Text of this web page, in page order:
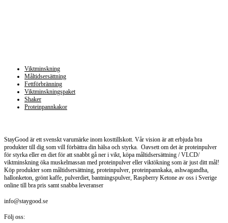
Viktminskning
Måltidsersättning
Fettförbränning
Viktminskningspaket
Shaker
Proteinpannkakor
StayGood är ett svenskt varumärke inom kosttillskott. Vår vision är att erbjuda bra
produkter till dig som vill förbättra din hälsa och styrka. Oavsett om det är proteinpulver
för styrka eller en diet för att snabbt gå ner i vikt, köpa måltidsersättning / VLCD/
viktminskning öka muskelmassan med proteinpulver eller viktökning som är just ditt mål!
Köp produkter som måltidsersättning, proteinpulver, proteinpannkaka, ashwagandha,
hallonketon, grönt kaffe, pulverdiet, bantningspulver, Raspberry Ketone av oss i Sverige
online till bra pris samt snabba leveranser
info@staygood.se
Följ oss: